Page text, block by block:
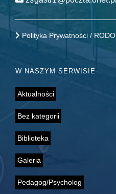
Polityka Prywatności / RODO
W NASZYM SERWISIE
Aktualności
Bez kategorii
Biblioteka
Galeria
Pedagog/Psycholog